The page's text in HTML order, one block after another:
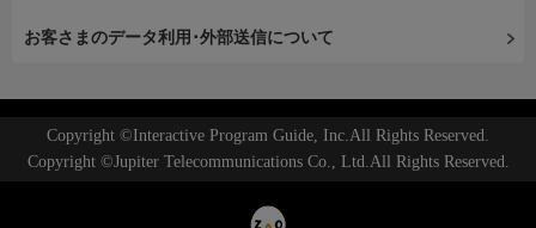
お客さまのデータ利用･外部送信について
Copyright ©Interactive Program Guide, Inc.All Rights Reserved.
Copyright ©Jupiter Telecommunications Co., Ltd.All Rights Reserved.